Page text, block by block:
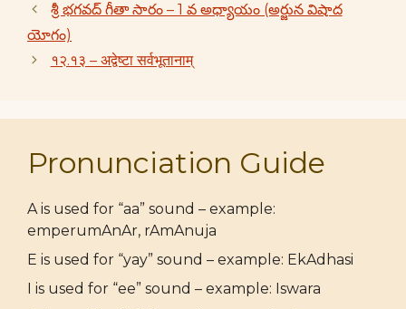
శ్రీ భగవద్ గీతా సారం – 1 వ అధ్యాయం (అర్జున విషాద
యోగం)
१२.१३ – अद्वेष्टा सर्वभूतानाम्
Pronunciation Guide
A is used for “aa” sound – example:
emperumAnAr, rAmAnuja
E is used for “yay” sound – example: EkAdhasi
I is used for “ee” sound – example: Iswara